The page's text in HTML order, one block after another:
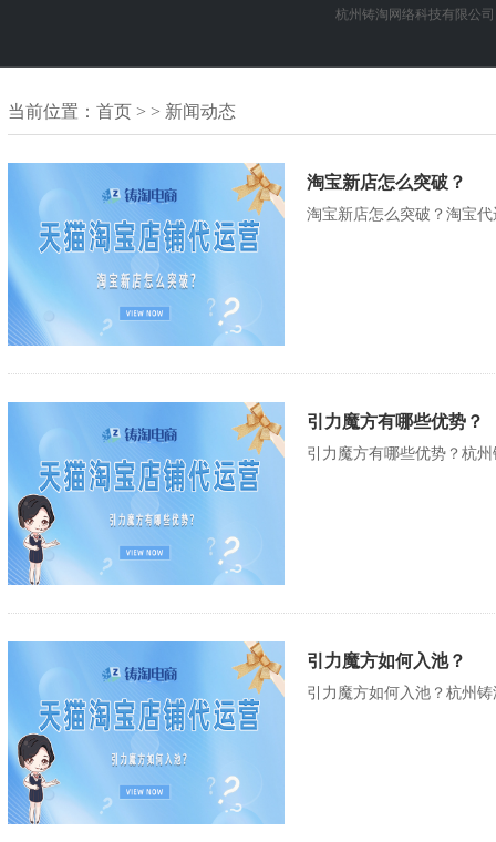
杭州铸淘网络科技有限公司
当前位置： 首页 > > 新闻动态
淘宝新店怎么突破？
淘宝新店怎么突破？淘宝
引力魔方有哪些优势？
引力魔方有哪些优势？杭
引力魔方如何入池？
引力魔方如何入池？杭州